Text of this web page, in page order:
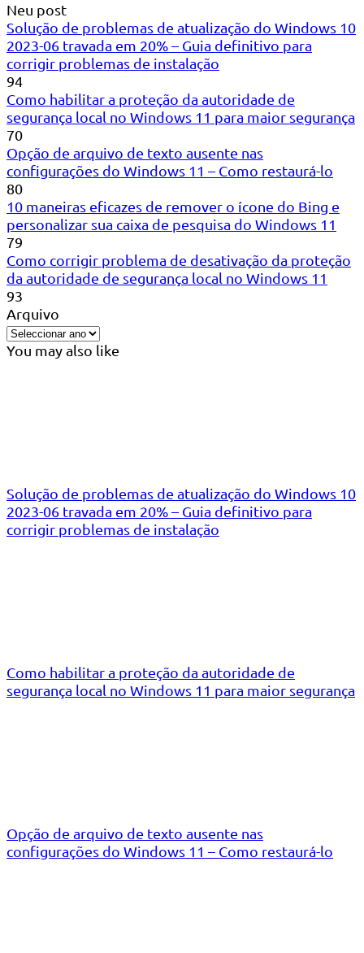
Neu post
Solução de problemas de atualização do Windows 10
2023-06 travada em 20% – Guia definitivo para
corrigir problemas de instalação
94
Como habilitar a proteção da autoridade de
segurança local no Windows 11 para maior segurança
70
Opção de arquivo de texto ausente nas
configurações do Windows 11 – Como restaurá-lo
80
10 maneiras eficazes de remover o ícone do Bing e
personalizar sua caixa de pesquisa do Windows 11
79
Como corrigir problema de desativação da proteção
da autoridade de segurança local no Windows 11
93
Arquivo
You may also like
Solução de problemas de atualização do Windows 10
2023-06 travada em 20% – Guia definitivo para
corrigir problemas de instalação
Como habilitar a proteção da autoridade de
segurança local no Windows 11 para maior segurança
Opção de arquivo de texto ausente nas
configurações do Windows 11 – Como restaurá-lo